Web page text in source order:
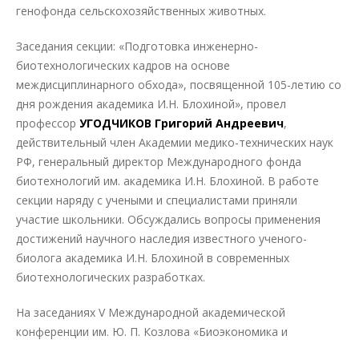
генофонда сельскохозяйственных животных.
Заседания секции: «Подготовка инженерно-
биотехнологических кадров на основе
междисциплинарного обхода», посвященной 105-летию со
дня рождения академика И.Н. Блохиной», провел
профессор УГОДЧИКОВ Григорий Андреевич,
действительный член Академии медико-технических наук
РФ, генеральный директор Международного фонда
биотехнологий им. академика И.Н. Блохиной. В работе
секции наряду с учеными и специалистами приняли
участие школьники. Обсуждались вопросы применения
достижений научного наследия известного ученого-
биолога академика И.Н. Блохиной в современных
биотехнологических разработках.
На заседаниях V Международной академической
конференции им. Ю. П. Козлова «Биоэкономика и